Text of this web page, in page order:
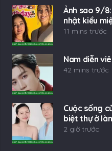
Ảnh sao 9/
nhật kiểu
11 mins trước
Nam diễn
42 mins trước
Cuộc sống
biệt thự ở
2 giờ trước